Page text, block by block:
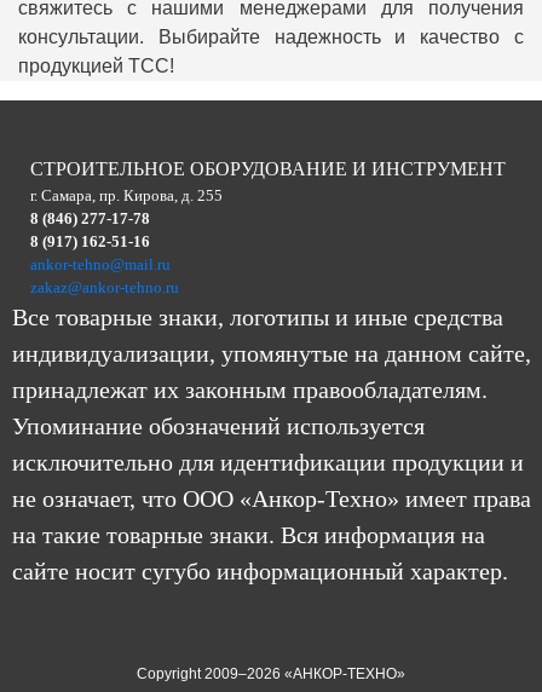
свяжитесь с нашими менеджерами для получения
консультации. Выбирайте надежность и качество с
продукцией ТСС!
СТРОИТЕЛЬНОЕ ОБОРУДОВАНИЕ И ИНСТРУМЕНТ
г. Самара, пр. Кирова, д. 255
8 (846) 277-17-78
8 (917) 162-51-16
ankor-tehno@mail.ru
zakaz@ankor-tehno.ru
Все товарные знаки, логотипы и иные средства
индивидуализации, упомянутые на данном сайте,
принадлежат их законным правообладателям.
Упоминание обозначений используется
исключительно для идентификации продукции и
не означает, что ООО «Анкор-Техно» имеет права
на такие товарные знаки. Вся информация на
сайте носит сугубо информационный характер.
Copyright 2009–2026 «АНКОР-ТЕХНО»